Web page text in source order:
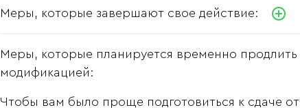
Меры, которые завершают свое действие:
Меры, которые планируется временно продлить
модификацией:
Чтобы вам было проще подготовиться к сдаче